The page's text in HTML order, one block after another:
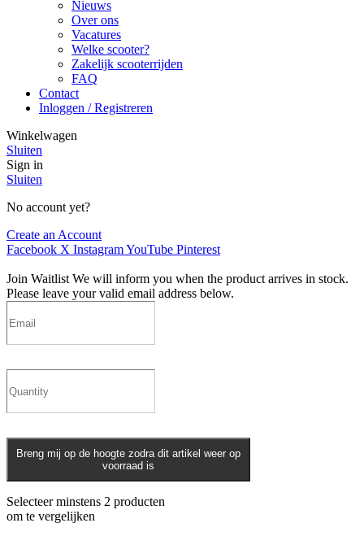
Nieuws
Over ons
Vacatures
Welke scooter?
Zakelijk scooterrijden
FAQ
Contact
Inloggen / Registreren
Winkelwagen
Sluiten
Sign in
Sluiten
No account yet?
Create an Account
Facebook X InstagramYouTube Pinterest
Join Waitlist We will inform you when the product arrives in stock.
Please leave your valid email address below.
Breng mij op de hoogte zodra dit artikel weer op
voorraad is
Selecteer minstens 2 producten
om te vergelijken